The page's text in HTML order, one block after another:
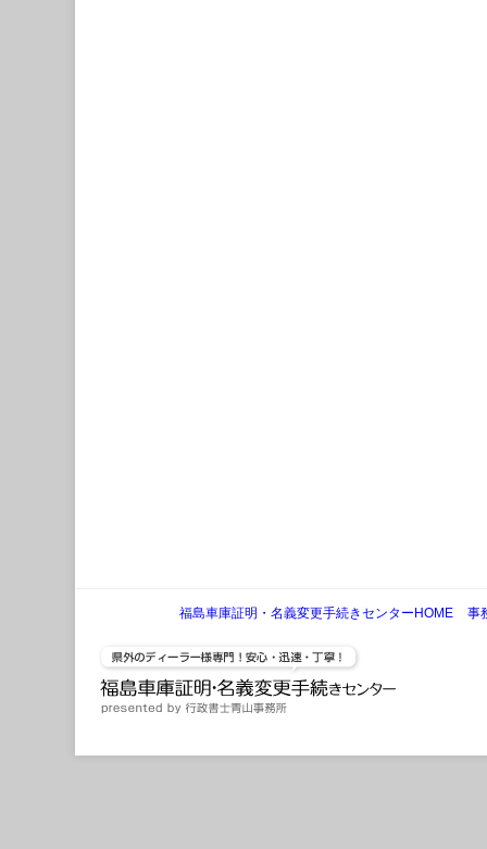
福島車庫証明・名義変更手続きセンターHOME 事